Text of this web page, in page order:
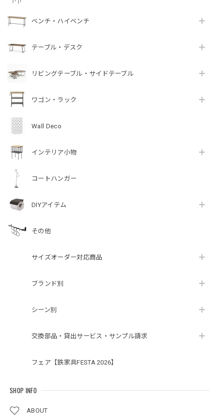
ベンチ・ハイベンチ
テーブル・デスク
リビングテーブル・サイドテーブル
ワゴン・ラック
Wall Deco
インテリア小物
コートハンガー
DIYアイテム
その他
サイズオーダー対応商品
ブランド別
シーン別
交換部品・貸出サービス・サンプル請求
フェア【鉄家具FESTA 2026】
SHOP INFO
ABOUT